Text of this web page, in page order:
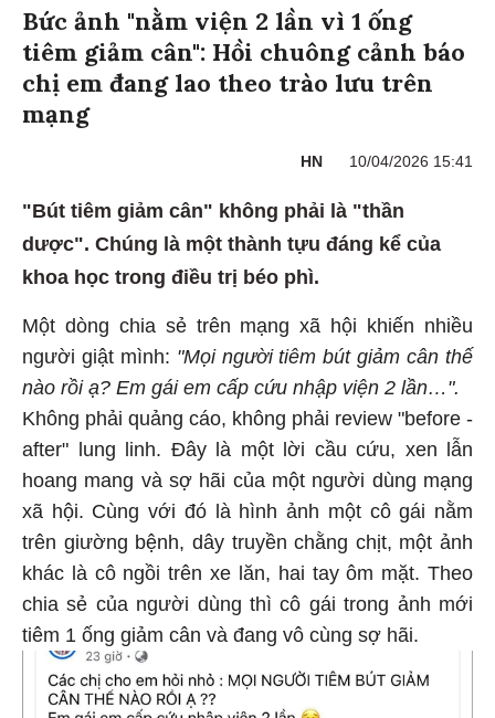
Bức ảnh "nằm viện 2 lần vì 1 ống
tiêm giảm cân": Hồi chuông cảnh báo
chị em đang lao theo trào lưu trên
mạng
HN 10/04/2026 15:41
"Bút tiêm giảm cân" không phải là "thần
dược". Chúng là một thành tựu đáng kể của
khoa học trong điều trị béo phì.
Một dòng chia sẻ trên mạng xã hội khiến nhiều
người giật mình: "Mọi người tiêm bút giảm cân thế
nào rồi ạ? Em gái em cấp cứu nhập viện 2 lần…".
Không phải quảng cáo, không phải review "before -
after" lung linh. Đây là một lời cầu cứu, xen lẫn
hoang mang và sợ hãi của một người dùng mạng
xã hội. Cùng với đó là hình ảnh một cô gái nằm
trên giường bệnh, dây truyền chằng chịt, một ảnh
khác là cô ngồi trên xe lăn, hai tay ôm mặt. Theo
chia sẻ của người dùng thì cô gái trong ảnh mới
tiêm 1 ống giảm cân và đang vô cùng sợ hãi.